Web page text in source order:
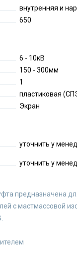
внутренняя и
650
6 - 10кВ
150 - 300мм
1
пластиковая
Экран
уточнить у
уточнить у
предназначена
с мастмассовой